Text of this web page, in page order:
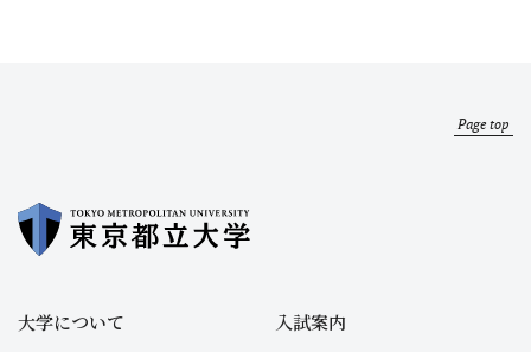
Page top
大学について
入試案内